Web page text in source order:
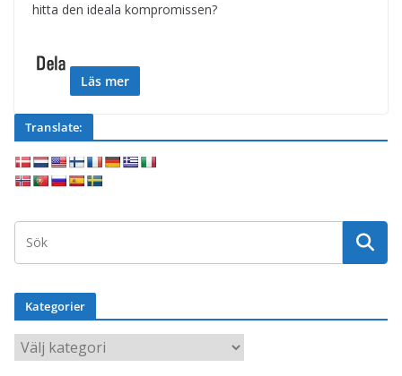
hitta den ideala kompromissen?
Läs mer
Translate:
Kategorier
K
a